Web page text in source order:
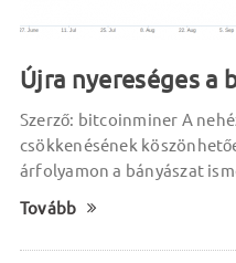
Újra nyereséges a
Szerző: bitcoinminer A
csökkenésének
árfolyamon a bányászat
Tovább